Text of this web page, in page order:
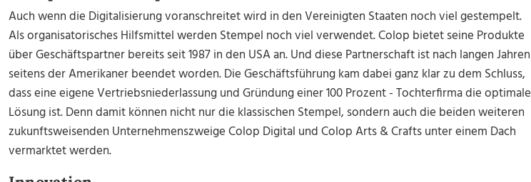
Auch wenn die Digitalisierung voranschreitet wird in den Vereinigten Staaten noch viel gestempelt.
Als organisatorisches Hilfsmittel werden Stempel noch viel verwendet. Colop bietet seine Produkte
über Geschäftspartner bereits seit 1987 in den USA an. Und diese Partnerschaft ist nach langen Jahren
seitens der Amerikaner beendet worden. Die Geschäftsführung kam dabei ganz klar zu dem Schluss,
dass eine eigene Vertriebsniederlassung und Gründung einer 100 Prozent - Tochterfirma die optimale
Lösung ist. Denn damit können nicht nur die klassischen Stempel, sondern auch die beiden weiteren
zukunftsweisenden Unternehmenszweige Colop Digital und Colop Arts & Crafts unter einem Dach
vermarktet werden.